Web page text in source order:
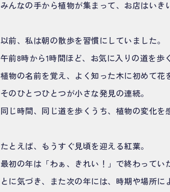
みんなの手から植物が集まって、お店はいき
以前、私は朝の散歩を習慣にしていました。
午前8時から1時間ほど、お気に入りの道を歩
植物の名前を覚え、よく知った木に初めて花
そのひとつひとつが小さな発見の連続。
同じ時間、同じ道を歩くうち、植物の変化を
たとえば、もうすぐ見頃を迎える紅葉。
最初の年は「わぁ、きれい！」で終わって
とに気づき、また次の年には、時期や場所に